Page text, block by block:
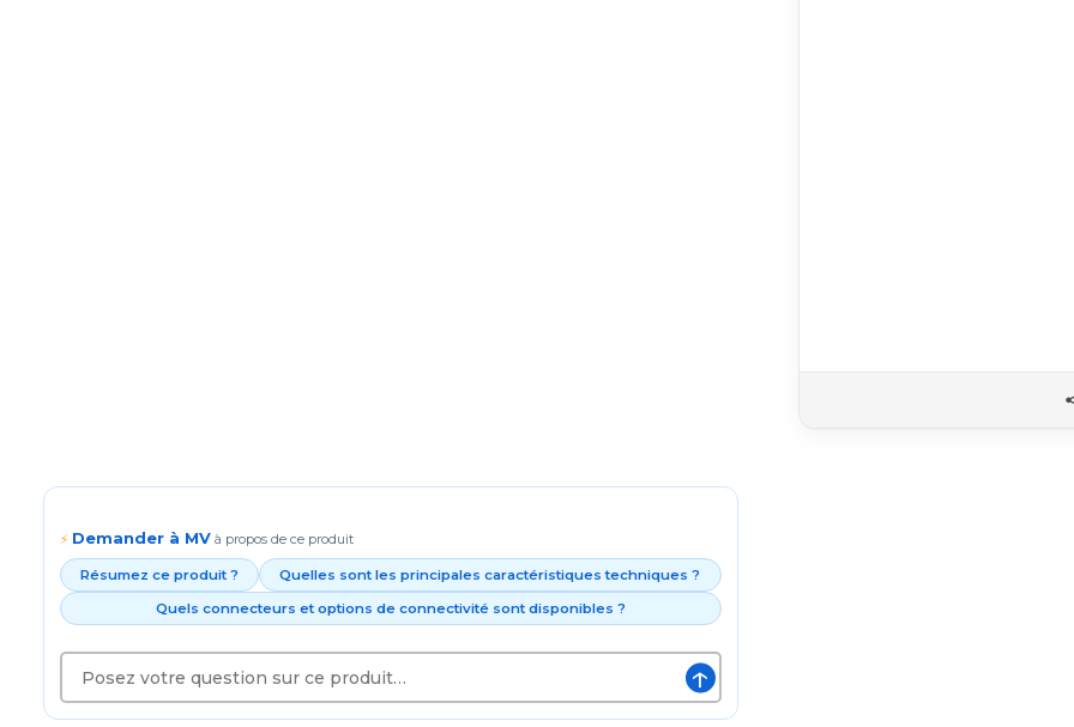
⚡ Demander à MV à propos de ce produit
Résumez ce produit ?
Quelles sont les principales caractéristiques techniques ?
Quels connecteurs et options de connectivité sont disponibles ?
↑